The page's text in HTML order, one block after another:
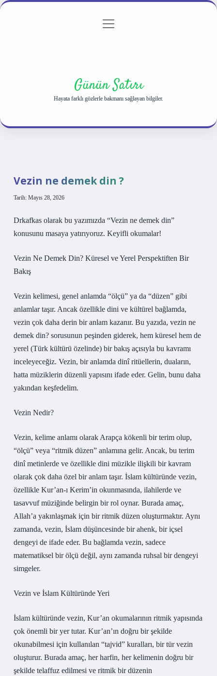
Gizlilik Politikası
menüyü
Günün Satırı
Hayata farklı gözlerle bakmanı sağlayan bilgiler.
Vezin ne demek din ?
Tarih: Mayıs 28, 2026
Drkafkas olarak bu yazımızda “Vezin ne demek din”
konusunu masaya yatırıyoruz. Keyifli okumalar!
Vezin Ne Demek Din? Küresel ve Yerel Perspektiften Bir
Bakış
Vezin kelimesi, genel anlamda “ölçü” ya da “düzen” gibi
anlamlar taşır. Ancak özellikle dini ve kültürel bağlamda,
vezin çok daha derin bir anlam kazanır. Bu yazıda, vezin ne
demek din? sorusunun peşinden giderek, hem küresel hem de
yerel (Türk kültürü özelinde) bir bakış açısıyla bu kavramı
inceleyeceğiz. Vezin, bir anlamda dinî ritüellerin, duaların,
hatta müziklerin düzenli yapısını ifade eder. Gelin, bunu daha
yakından keşfedelim.
Vezin Nedir?
Vezin, kelime anlamı olarak Arapça kökenli bir terim olup,
“ölçü” veya “ritmik düzen” anlamına gelir. Ancak, bu terim
dinî metinlerde ve özellikle dini müzikle ilişkili bir kavram
olarak çok daha özel bir anlam taşır. İslam kültüründe vezin,
özellikle Kur’an-ı Kerim’in okunmasında, ilahilerde ve
tasavvuf müziğinde belirgin bir rol oynar. Burada amaç,
Allah’a yakınlaşmak için bir ritmik düzen oluşturmaktır. Aynı
zamanda, vezin, İslam düşüncesinde bir ahenk, bir içsel
dengeyi de ifade eder. Bu bağlamda vezin, sadece
matematiksel bir ölçü değil, aynı zamanda ruhsal bir dengeyi
simgeler.
Vezin ve İslam Kültüründe Yeri
İslam kültüründe vezin, Kur’an okumalarının ritmik yapısında
çok önemli bir yer tutar. Kur’an’ın doğru bir şekilde
okunabilmesi için kullanılan “tajvid” kuralları, bir tür vezin
oluşturur. Burada amaç, her harfin, her kelimenin doğru bir
şekilde telaffuz edilmesi ve ritmik bir düzenin